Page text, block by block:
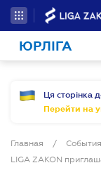
ЮРЛІГА
Ця сторінка
Перейти на
Главная / События